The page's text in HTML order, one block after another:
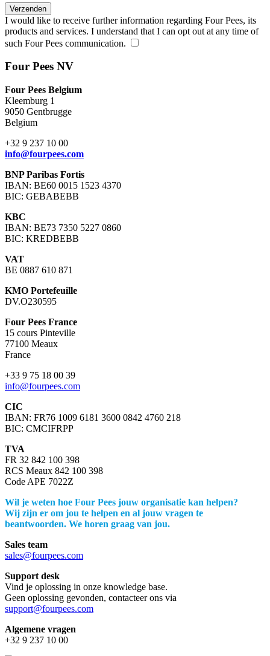
Verzenden
I would like to receive further information regarding Four Pees, its
products and services. I understand that I can opt out at any time of
such Four Pees communication.
Four Pees NV
Four Pees Belgium
Kleemburg 1
9050 Gentbrugge
Belgium
+32 9 237 10 00
info@fourpees.com
BNP Paribas Fortis
IBAN: BE60 0015 1523 4370
BIC: GEBABEBB
KBC
IBAN: BE73 7350 5227 0860
BIC: KREDBEBB
VAT
BE 0887 610 871
KMO Portefeuille
DV.O230595
Four Pees France
15 cours Pinteville
77100 Meaux
France
+33 9 75 18 00 39
info@fourpees.com
CIC
IBAN: FR76 1009 6181 3600 0842 4760 218
BIC: CMCIFRPP
TVA
FR 32 842 100 398
RCS Meaux 842 100 398
Code APE 7022Z
Wil je weten hoe Four Pees jouw organisatie kan helpen?
Wij zijn er om jou te helpen en al jouw vragen te
beantwoorden. We horen graag van jou.
Sales team
sales@fourpees.com
Support desk
Vind je oplossing in onze knowledge base.
Geen oplossing gevonden, contacteer ons via
support@fourpees.com
Algemene vragen
+32 9 237 10 00